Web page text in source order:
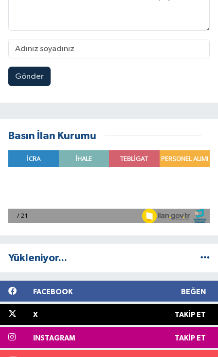
Gönder
Basın İlan Kurumu
Yükleniyor...
FACEBOOK BEĞEN
X TAKIP ET
INSTAGRAM TAKIP ET